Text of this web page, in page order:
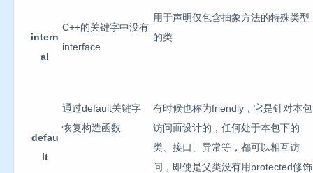
intern
al
C++的关键字中没有
interface
用于声明仅包含抽象方法的特殊类型
的类
defau
lt
通过default关键字
恢复构造函数
有时候也称为friendly，它是针对本包
访问而设计的，任何处于本包下的
类、接口、异常等，都可以相互访
问，即使是父类没有用protected修饰